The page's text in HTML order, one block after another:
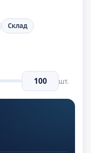
Склад
шт.